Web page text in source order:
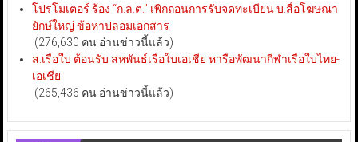
โปรโมเตอร์ ร้อง “ก.ล.ต.” เพิกถอนการรับจดทะเบียน บ.สื่อโฆษณา
ยักษ์ใหญ่ ข้อหาปลอมเอกสาร
(276,630 คน อ่านข่าวนี้แล้ว)
ส.เรือใบ ต้อนรับ สหพันธ์เรือใบเอเชีย หารือพัฒนากีฬาเรือใบไทย-
เอเชีย
(265,436 คน อ่านข่าวนี้แล้ว)